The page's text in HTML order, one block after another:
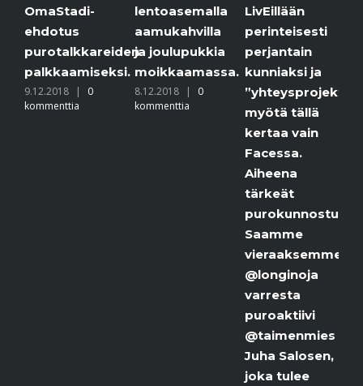
| 0
lentoasemalla
aamukahvilla
ja joulupukkia
moikkaamassa.
8.12.2018 | 0
kommenttia
LivEillään
perinteisesti
perjantain
kunniaksi ja
”yhteysprojektimme”
myötä tällä
kertaa vain
Facessa.
Aiheena
tärkeät
purokunnostukset.
Saamme
vieraaksemme
@longinoja
varresta
puroaktiivi
@taimenmies
Juha Salosen,
joka tulee
6.12.2018